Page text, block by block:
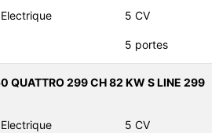
Electrique 5 CV
5 portes
QUATTRO 299 CH 82 KW S LINE 299
Electrique 5 CV